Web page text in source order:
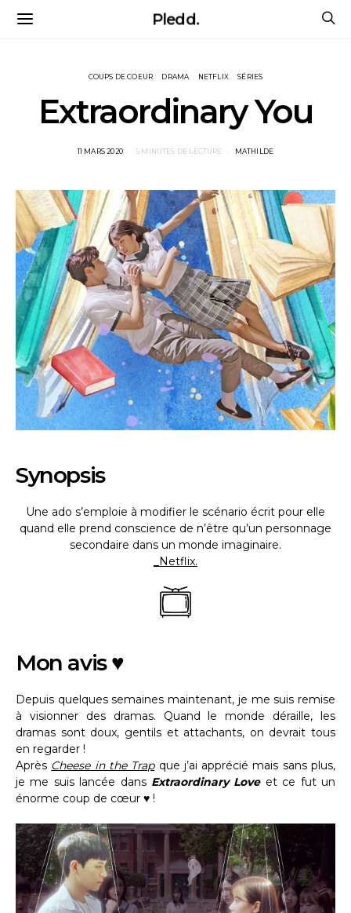
Pledd.
COUPS DE COEUR DRAMA NETFLIX SÉRIES
Extraordinary You
POSTED
11 MARS 2020 5 MINUTES DE LECTURE MATHILDE
Synopsis
Une ado s’emploie à modifier le scénario écrit pour elle
quand elle prend conscience de n’être qu’un personnage
secondaire dans un monde imaginaire.
_Netflix.
Mon avis ♥
Depuis quelques semaines maintenant, je me suis remise
à visionner des dramas. Quand le monde déraille, les
dramas sont doux, gentils et attachants, on devrait tous
en regarder !
Après Cheese in the Trapque j’ai apprécié mais sans plus,
je me suis lancée dans Extraordinary Loveet ce fut un
énorme coup de cœur ♥ !